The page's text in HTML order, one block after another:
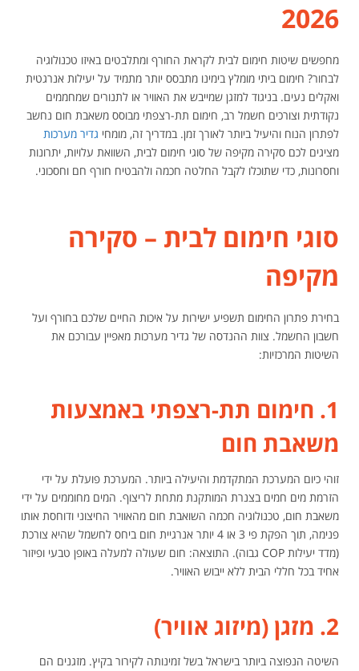
2026
מחפשים שיטות חימום לבית לקראת החורף ומתלבטים באיזו טכנולוגיה
לבחור? חימום ביתי מומלץ בימינו מתבסס יותר מתמיד על יעילות אנרגטית
ואקלים נעים. בניגוד למזגן שמייבש את האוויר או לתנורים שמחממים
נקודתית וצורכים חשמל רב, חימום תת-רצפתי מבוסס משאבת חום נחשב
לפתרון הנוח והיעיל ביותר לאורך זמן. במדריך זה, מומחי גדיר מערכות
מציגים לכם סקירה מקיפה של סוגי חימום לבית, השוואת עלויות, יתרונות
וחסרונות, כדי שתוכלו לקבל החלטה חכמה ולהבטיח חורף חם וחסכוני.
סוגי חימום לבית – סקירה
מקיפה
בחירת פתרון החימום תשפיע ישירות על איכות החיים שלכם בחורף ועל
חשבון החשמל. צוות ההנדסה של גדיר מערכות מאפיין עבורכם את
השיטות המרכזיות:
1. חימום תת-רצפתי באמצעות
משאבת חום
זוהי כיום המערכת המתקדמת והיעילה ביותר. המערכת פועלת על ידי
הזרמת מים חמים בצנרת המותקנת מתחת לריצוף. המים מחוממים על ידי
משאבת חום, טכנולוגיה חכמה השואבת חום מהאוויר החיצוני ודוחסת אותו
פנימה, תוך הפקת פי 3 או 4 יותר אנרגיית חום ביחס לחשמל שהיא צורכת
(מדד יעילות COP גבוה). התוצאה: חום שעולה למעלה באופן טבעי ופיזור
אחיד בכל חללי הבית ללא ייבוש האוויר.
2. מזגן (מיזוג אוויר)
השיטה הנפוצה ביותר בישראל בשל זמינותה לקירור בקיץ. מזגנים הם